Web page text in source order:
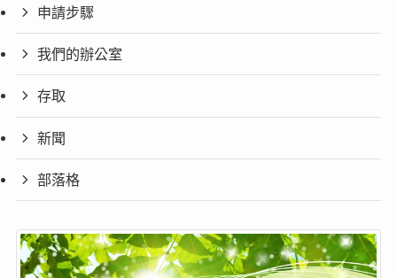
申請步驟
我們的辦公室
存取
新聞
部落格